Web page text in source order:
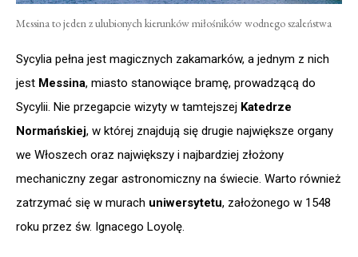
Messina to jeden z ulubionych kierunków miłośników wodnego szaleństwa
Sycylia pełna jest magicznych zakamarków, a jednym z nich
jest Messina, miasto stanowiące bramę, prowadzącą do
Sycylii. Nie przegapcie wizyty w tamtejszej Katedrze
Normańskiej, w której znajdują się drugie największe organy
we Włoszech oraz największy i najbardziej złożony
mechaniczny zegar astronomiczny na świecie. Warto również
zatrzymać się w murach uniwersytetu, założonego w 1548
roku przez św. Ignacego Loyolę.